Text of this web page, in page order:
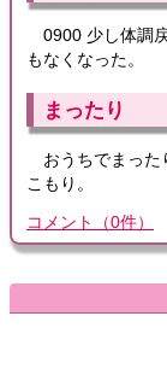
0900 少し体調
もなくなった。
まったり
おうちでまった
こもり。
コメント （0件）